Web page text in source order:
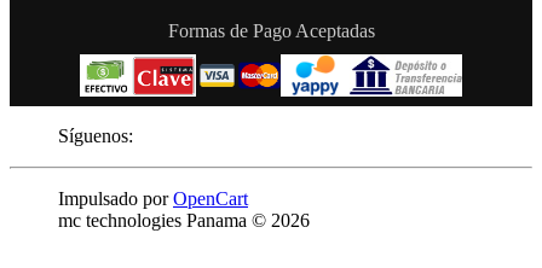
Formas de Pago Aceptadas
Síguenos:
Impulsado porOpenCart
mc technologies Panama © 2026